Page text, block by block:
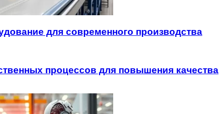
для современного производства
процессов для повышения качества